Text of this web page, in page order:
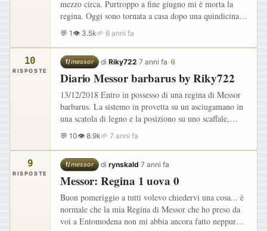
mezzo circa. Purtroppo a fine giugno mi è morta la
regina. Oggi sono tornata a casa dopo una quindicina
di giorni e ho scoperto che ci sono 3 formuche alate.
Credo…
💬 1 👁 3.5k🌱 6 anni fa
10
RISPOSTE
f/messor ·di Riky722·7 anni fa· 📎
Diario Messor barbarus by Riky722
13/12/2018 Entro in possesso di una regina di Messor
barbarus. La sistemo in provetta su un asciugamano in
una scatola di legno e la posiziono su uno scaffale,
facendo attenzione alle vibrazioni e ai rumori. La
solita…
💬 10👁 8.9k🌱 7 anni fa
9
RISPOSTE
f/messor ·di rynskald·7 anni fa
Messor: Regina 1 uova 0
Buon pomeriggio a tutti volevo chiedervi una cosa... è
normale che la mia Regina di Messor che ho preso da
voi a Entomodena non mi abbia ancora fatto neppure